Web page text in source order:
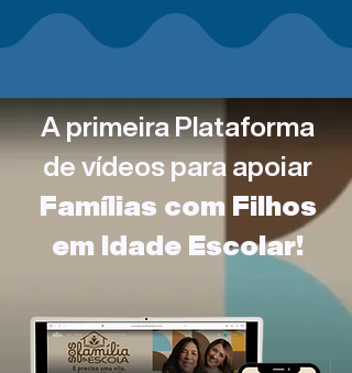
A primeira Plataforma
de vídeos para apoiar
Famílias com Filhos
em Idade Escolar!